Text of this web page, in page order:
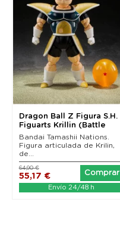
Dragon Ball Z Figura S.H.
Figuarts Krillin (Battle
Clothes)...
Bandai Tamashii Nations.
Figura articulada de Krilin,
de...
55,17 €
64,90 €
Comprar
Envío 24/48 h